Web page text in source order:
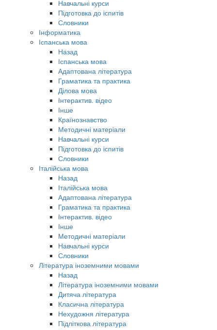
Навчальні курси
Підготовка до іспитів
Словники
Інформатика
Іспанська мова
Назад
Іспанська мова
Адаптована література
Граматика та практика
Ділова мова
Інтерактив. відео
Інше
Країнознавство
Методичні матеріали
Навчальні курси
Підготовка до іспитів
Словники
Італійська мова
Назад
Італійська мова
Адаптована література
Граматика та практика
Інтерактив. відео
Інше
Методичні матеріали
Навчальні курси
Словники
Література іноземними мовами
Назад
Література іноземними мовами
Дитяча література
Класична література
Нехудожня література
Підліткова література